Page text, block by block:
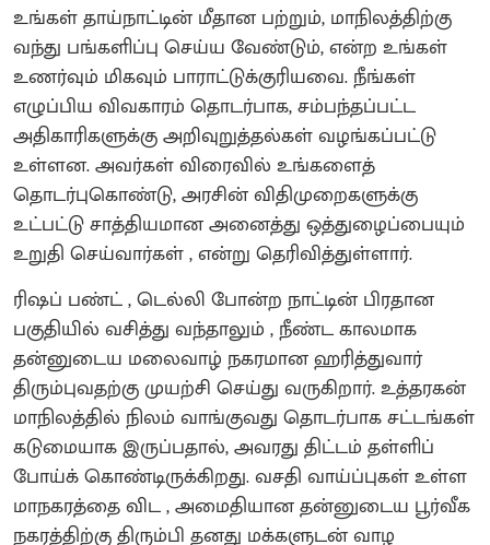
உங்கள் தாய்நாட்டின் மீதான பற்றும், மாநிலத்திற்கு
வந்து பங்களிப்பு செய்ய வேண்டும், என்ற உங்கள்
உணர்வும் மிகவும் பாராட்டுக்குரியவை. நீங்கள்
எழுப்பிய விவகாரம் தொடர்பாக, சம்பந்தப்பட்ட
அதிகாரிகளுக்கு அறிவுறுத்தல்கள் வழங்கப்பட்டு
உள்ளன. அவர்கள் விரைவில் உங்களைத்
தொடர்புகொண்டு, அரசின் விதிமுறைகளுக்கு
உட்பட்டு சாத்தியமான அனைத்து ஒத்துழைப்பையும்
உறுதி செய்வார்கள் , என்று தெரிவித்துள்ளார்.
ரிஷப் பண்ட் , டெல்லி போன்ற நாட்டின் பிரதான
பகுதியில் வசித்து வந்தாலும் , நீண்ட காலமாக
தன்னுடைய மலைவாழ் நகரமான ஹரித்துவார்
திரும்புவதற்கு முயற்சி செய்து வருகிறார். உத்தரகன்
மாநிலத்தில் நிலம் வாங்குவது தொடர்பாக சட்டங்கள்
கடுமையாக இருப்பதால், அவரது திட்டம் தள்ளிப்
போய்க் கொண்டிருக்கிறது. வசதி வாய்ப்புகள் உள்ள
மாநகரத்தை விட , அமைதியான தன்னுடைய பூர்வீக
நகரத்திற்கு திரும்பி தனது மக்களுடன் வாழ